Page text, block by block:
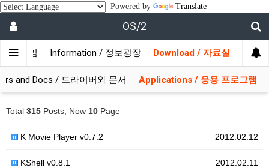
Powered by Translate
OS/2
자모임 Information / 정보광장 Download / 자료실
and Docs / 드라이버와 문서 Applications / 응용 프로그램
Total 315 Posts, Now 10 Page
2012.02.12
K Movie Player v0.7.2
2012.02.11
KShell v0.8.1